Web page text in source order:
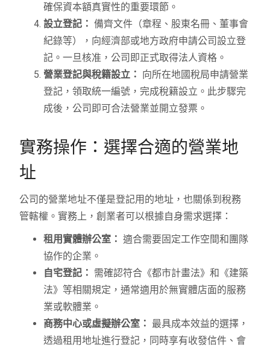
確保資本額真實性的重要環節。
設立登記： 備齊文件（章程、股東名冊、董事會
紀錄等），向經濟部或地方政府申請公司設立登
記。一旦核准，公司即正式取得法人資格。
營業登記與稅籍設立： 向所在地國稅局申請營業
登記，領取統一編號，完成稅籍設立。此步驟完
成後，公司即可合法營業並開立發票。
實務操作：選擇合適的營業地
址
公司的營業地址不僅是登記用的地址，也關係到稅務
管轄權。實務上，創業者可以根據自身需求選擇：
租用實體辦公室： 適合需要固定工作空間和團隊
協作的企業。
自宅登記： 需確認符合《都市計畫法》和《建築
法》等相關規定，通常適用於無實體店面的服務
業或軟體業。
商務中心或虛擬辦公室： 最具成本效益的選擇，
透過租用地址進行登記，同時享有收發信件、會